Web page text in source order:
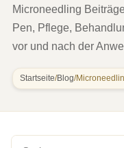
Microneedling
Pen, Pflege,
vor und nach der
Startseite/Blog/